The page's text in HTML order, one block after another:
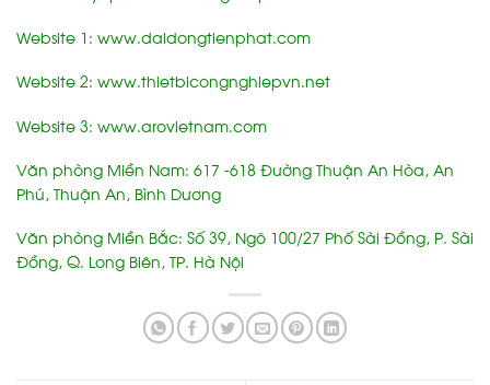
Website 1: www.daidongtienphat.com
Website 2: www.thietbicongnghiepvn.net
Website 3: www.arovietnam.com
Văn phòng Miền Nam: 617 -618 Đường Thuận An Hòa, An
Phú, Thuận An, Bình Dương
Văn phòng Miền Bắc: Số 39, Ngõ 100/27 Phố Sài Đồng, P. Sài
Đồng, Q. Long Biên, TP. Hà Nội